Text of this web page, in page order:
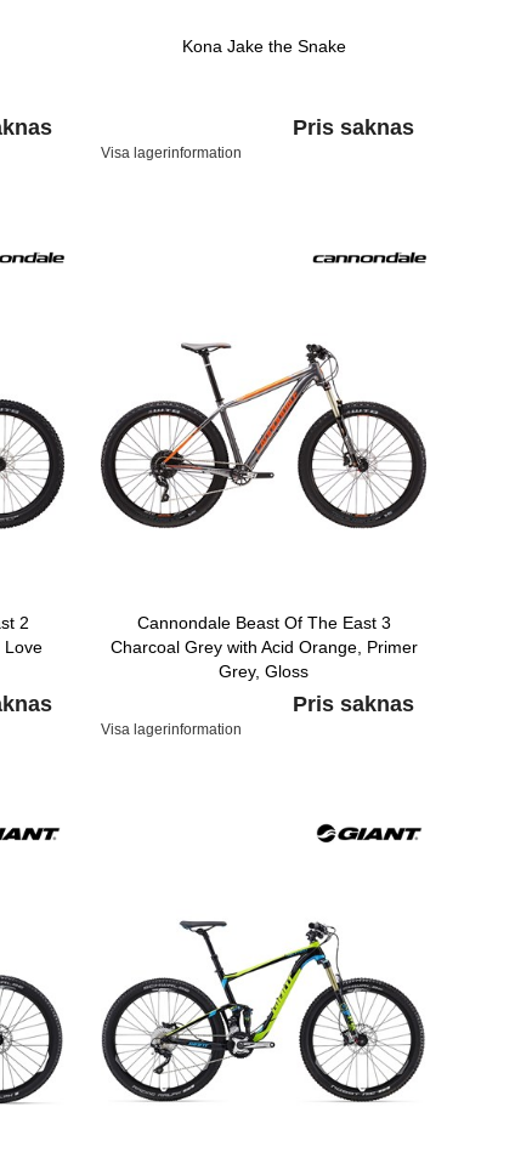
Kona Jake the Snake
Pris saknas
Visa lagerinformation
2
Love
Cannondale Beast Of The East 3
Charcoal Grey with Acid Orange, Primer
Grey, Gloss
Pris saknas
Visa lagerinformation